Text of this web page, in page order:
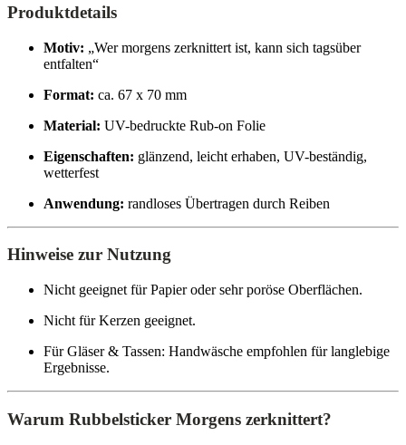
Produktdetails
Motiv: „Wer morgens zerknittert ist, kann sich tagsüber
entfalten“
Format: ca. 67 x 70 mm
Material: UV-bedruckte Rub-on Folie
Eigenschaften: glänzend, leicht erhaben, UV-beständig,
wetterfest
Anwendung: randloses Übertragen durch Reiben
Hinweise zur Nutzung
Nicht geeignet für Papier oder sehr poröse Oberflächen.
Nicht für Kerzen geeignet.
Für Gläser & Tassen: Handwäsche empfohlen für langlebige
Ergebnisse.
Warum Rubbelsticker Morgens zerknittert?